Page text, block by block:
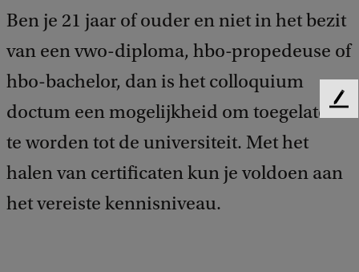
Ben je 21 jaar of ouder en niet in het bezit
van een vwo-diploma, hbo-propedeuse of
hbo-bachelor, dan is het colloquium
doctum een mogelijkheid om toegelaten
te worden tot de universiteit. Met het
halen van certificaten kun je voldoen aan
het vereiste kennisniveau.
F
b